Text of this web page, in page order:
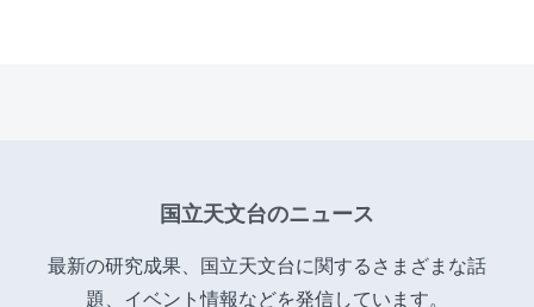
国立天文台のニュース
最新の研究成果、国立天文台に関するさまざまな話
題、イベント情報などを発信しています。